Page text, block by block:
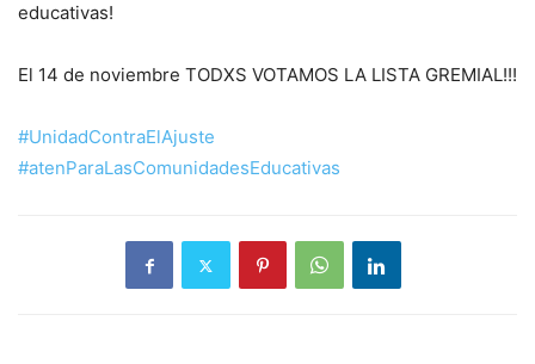
educativas!
El 14 de noviembre TODXS VOTAMOS LA LISTA GREMIAL!!!
#UnidadContraElAjuste
#atenParaLasComunidadesEducativas